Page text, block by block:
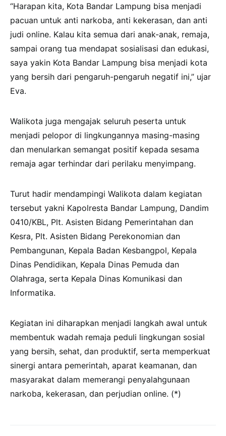
“Harapan kita, Kota Bandar Lampung bisa menjadi
pacuan untuk anti narkoba, anti kekerasan, dan anti
judi online. Kalau kita semua dari anak-anak, remaja,
sampai orang tua mendapat sosialisasi dan edukasi,
saya yakin Kota Bandar Lampung bisa menjadi kota
yang bersih dari pengaruh-pengaruh negatif ini,” ujar
Eva.
Walikota juga mengajak seluruh peserta untuk
menjadi pelopor di lingkungannya masing-masing
dan menularkan semangat positif kepada sesama
remaja agar terhindar dari perilaku menyimpang.
Turut hadir mendampingi Walikota dalam kegiatan
tersebut yakni Kapolresta Bandar Lampung, Dandim
0410/KBL, Plt. Asisten Bidang Pemerintahan dan
Kesra, Plt. Asisten Bidang Perekonomian dan
Pembangunan, Kepala Badan Kesbangpol, Kepala
Dinas Pendidikan, Kepala Dinas Pemuda dan
Olahraga, serta Kepala Dinas Komunikasi dan
Informatika.
Kegiatan ini diharapkan menjadi langkah awal untuk
membentuk wadah remaja peduli lingkungan sosial
yang bersih, sehat, dan produktif, serta memperkuat
sinergi antara pemerintah, aparat keamanan, dan
masyarakat dalam memerangi penyalahgunaan
narkoba, kekerasan, dan perjudian online. (*)